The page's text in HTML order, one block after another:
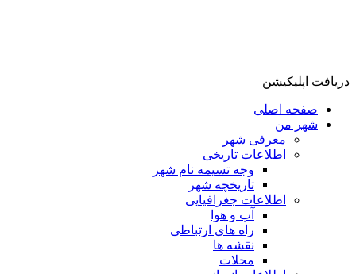
دریافت اپلیکیشن
صفحه اصلی
شهر من
معرفی شهر
اطلاعات تاریخی
وجه تسیمه نام شهر
تاریخچه شهر
اطلاعات جغرافیایی
آب و هوا
راه های ارتباطی
نقشه ها
محلات